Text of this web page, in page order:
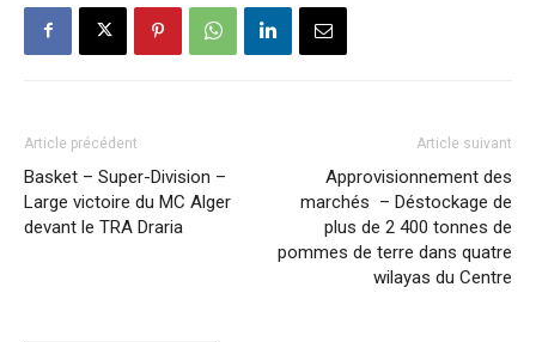
Article précédent
Basket – Super-Division –
Large victoire du MC Alger
devant le TRA Draria
Article suivant
Approvisionnement des
marchés – Déstockage de
plus de 2 400 tonnes de
pommes de terre dans quatre
wilayas du Centre